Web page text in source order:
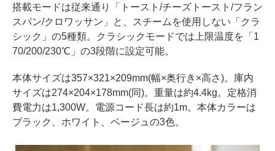
搭載モードは従来通り「トースト/チーズトースト/フラン
スパン/クロワッサン」と、スチームを使用しない「クラ
シック」の5種類。クラシックモードでは上限温度を「1
70/200/230℃」の3段階に設定可能。
本体サイズは357×321×209mm(幅×奥行き×高さ)。庫内
サイズは274×204×178mm(同)。重量は約4.4kg。定格消
費電力は1,300W。電源コード長は約1m。本体カラーは
ブラック、ホワイト、ベージュの3色。